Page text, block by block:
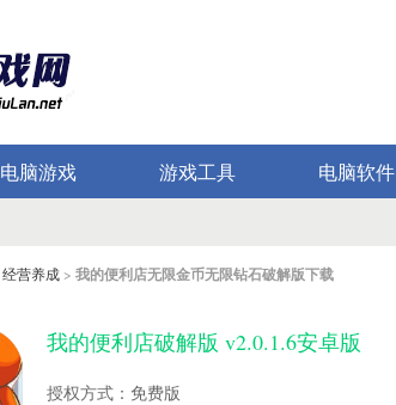
电脑游戏 游戏工具 电脑软件
经营养成 > 我的便利店无限金币无限钻石破解版下载
我的便利店破解版 v2.0.1.6安卓版
授权方式：免费版